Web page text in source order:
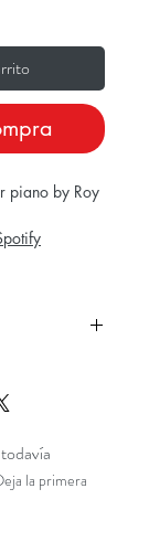
piano by Roy
la primera